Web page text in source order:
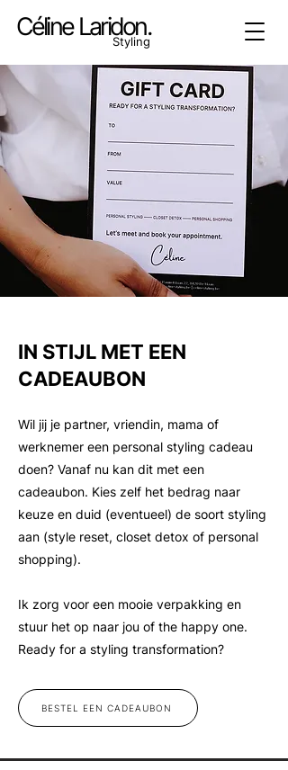
Céline Laridon.
Styling
IN STIJL MET EEN
CADEAUBON
Wil jij je partner, vriendin, mama of
werknemer een personal styling cadeau
doen? Vanaf nu kan dit met een
cadeaubon. Kies zelf het bedrag naar
keuze en duid (eventueel) de soort styling
aan (style reset, closet detox of personal
shopping).
Ik zorg voor een mooie verpakking en
stuur het op naar jou of the happy one.
Ready for a styling transformation?
BESTEL EEN CADEAUBON